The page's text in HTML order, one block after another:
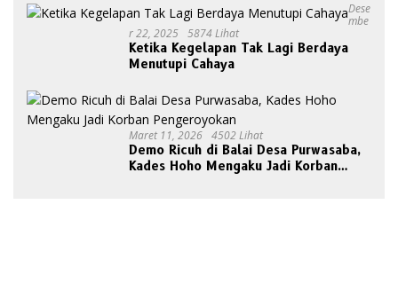
Dese
Mbe
R 22, 2025 5874 Lihat
Ketika Kegelapan Tak Lagi Berdaya
Menutupi Cahaya
Maret 11, 2026 4502 Lihat
Demo Ricuh di Balai Desa Purwasaba,
Kades Hoho Mengaku Jadi Korban